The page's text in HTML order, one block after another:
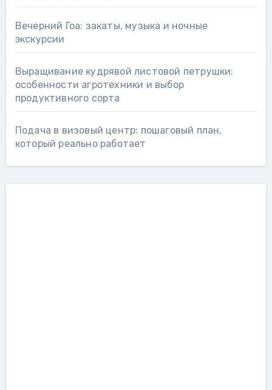
Вечерний Гоа: закаты, музыка и ночные
экскурсии
Выращивание кудрявой листовой петрушки:
особенности агротехники и выбор
продуктивного сорта
Подача в визовый центр: пошаговый план,
который реально работает